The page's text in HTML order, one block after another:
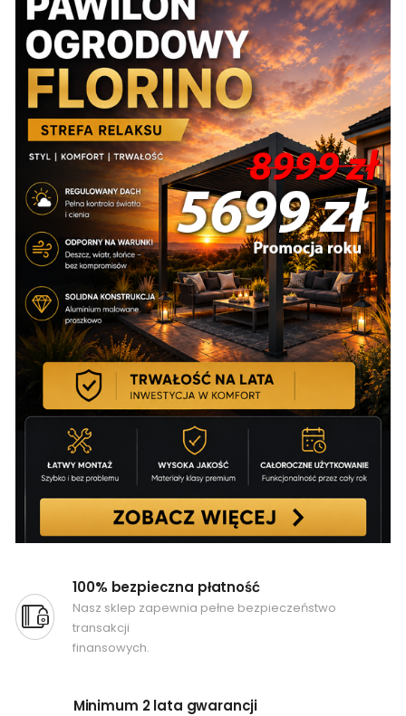
100% bezpieczna płatność
Nasz sklep zapewnia pełne bezpieczeństwo
transakcji
finansowych.
Minimum 2 lata gwarancji